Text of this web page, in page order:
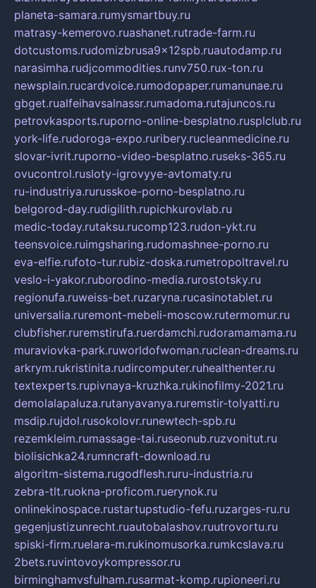
planeta-samara.rumysmartbuy.ru
matrasy-kemerovo.ruashanet.rutrade-farm.ru
dotcustoms.rudomizbrusa9x12spb.ruautodamp.ru
narasimha.rudjcommodities.runv750.rux-ton.ru
newsplain.rucardvoice.rumodopaper.rumanunae.ru
gbget.rualfeihavsalnassr.rumadoma.rutajuncos.ru
petrovkasports.ruporno-online-besplatno.rusplclub.ru
york-life.rudoroga-expo.ruribery.rucleanmedicine.ru
slovar-ivrit.ruporno-video-besplatno.ruseks-365.ru
ovucontrol.rusloty-igrovyye-avtomaty.ru
ru-industriya.rurusskoe-porno-besplatno.ru
belgorod-day.rudigilith.rupichkurovlab.ru
medic-today.rutaksu.rucomp123.rudon-ykt.ru
teensvoice.ruimgsharing.rudomashnee-porno.ru
eva-elfie.rufoto-tur.rubiz-doska.rumetropoltravel.ru
veslo-i-yakor.ruborodino-media.rurostotsky.ru
regionufa.ruweiss-bet.ruzaryna.rucasinotablet.ru
universalia.ruremont-mebeli-moscow.rutermomur.ru
clubfisher.ruremstirufa.ruerdamchi.rudoramamama.ru
muraviovka-park.ruworldofwoman.ruclean-dreams.ru
arkrym.rukristinita.rudircomputer.ruhealthenter.ru
textexperts.rupivnaya-kruzhka.rukinofilmy-2021.ru
demolalapaluza.rutanyavanya.ruremstir-tolyatti.ru
msdip.rujdol.rusokolovr.runewtech-spb.ru
rezemkleim.rumassage-tai.ruseonub.ruzvonitut.ru
biolisichka24.rumncraft-download.ru
algoritm-sistema.rugodflesh.ruru-industria.ru
zebra-tlt.ruokna-proficom.ruerynok.ru
onlinekinospace.rustartupstudio-fefu.ruzarges-ru.ru
gegenjustizunrecht.ruautobalashov.ruutrovortu.ru
spiski-firm.ruelara-m.rukinomusorka.rumkcslava.ru
2bets.ruvintovoykompressor.ru
birminghamvsfulham.rusarmat-komp.rupioneeri.ru